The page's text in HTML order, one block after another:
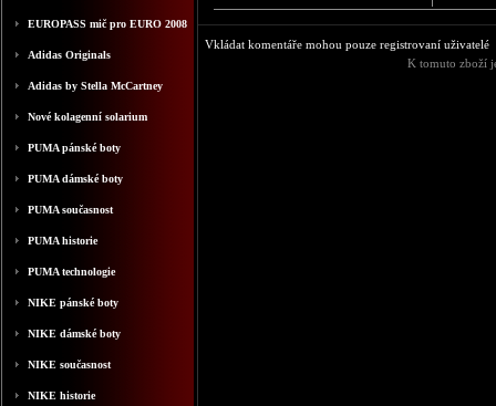
EUROPASS mič pro EURO 2008
Adidas Originals
Adidas by Stella McCartney
Nové kolagenní solarium
PUMA pánské boty
PUMA dámské boty
PUMA současnost
PUMA historie
PUMA technologie
NIKE pánské boty
NIKE dámské boty
NIKE současnost
NIKE historie
Vkládat komentáře mohou pouze registrovaní uživatelé
K tomuto zboží